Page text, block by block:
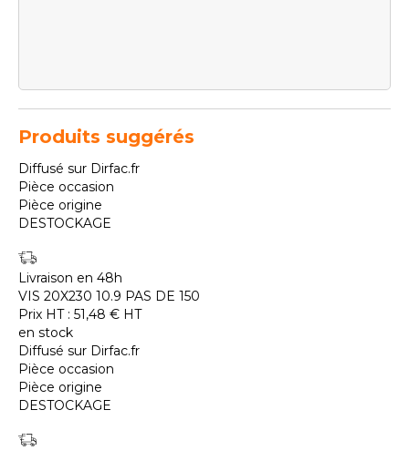
Produits suggérés
Diffusé sur Dirfac.fr
Pièce occasion
Pièce origine
DESTOCKAGE
Livraison en 48h
VIS 20X230 10.9 PAS DE 150
Prix HT : 51,48 € HT
en stock
Diffusé sur Dirfac.fr
Pièce occasion
Pièce origine
DESTOCKAGE